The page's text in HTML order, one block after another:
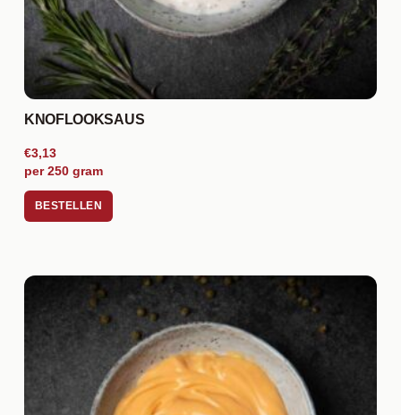
KNOFLOOKSAUS
€3,13
per 250 gram
BESTELLEN